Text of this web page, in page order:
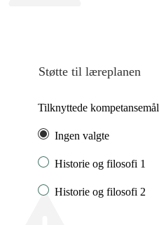
Støtte til læreplanen
Tilknyttede kompetansemål
Ingen valgte
Historie og filosofi 1
Historie og filosofi 2